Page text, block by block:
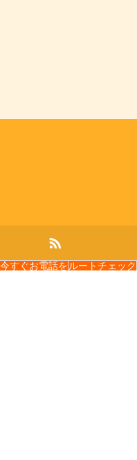
今すぐお電話をルートチェック